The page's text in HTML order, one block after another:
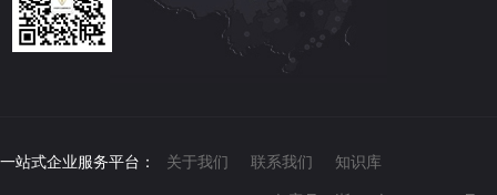
一站式企业服务平台： 关于我们 联系我们 知识库